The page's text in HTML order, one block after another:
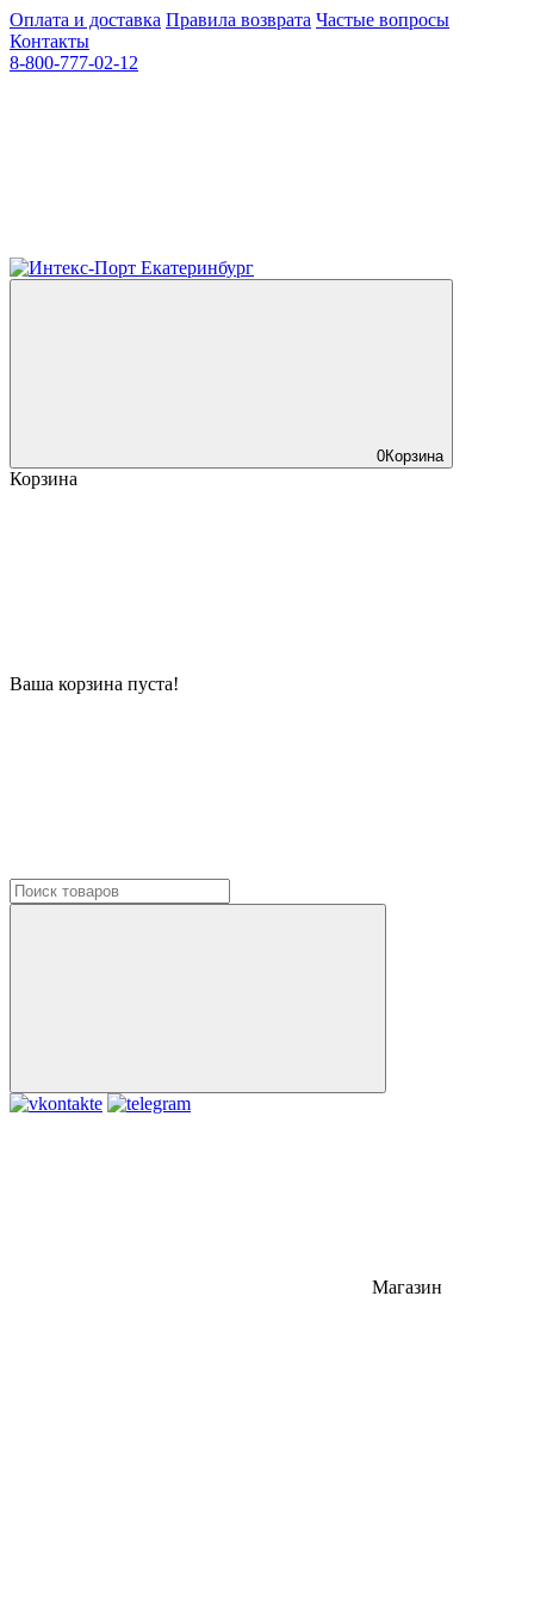
Оплата и доставка Правила возврата Частые вопросы
Контакты
8-800-777-02-12
0Корзина
Корзина
Ваша корзина пуста!
Магазин